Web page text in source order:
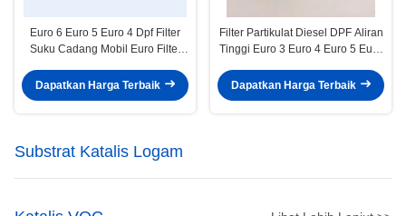
Euro 6 Euro 5 Euro 4 Dpf Filter
Suku Cadang Mobil Euro Filter
Dapatkan Harga Terbaik
Filter Partikulat Diesel DPF Aliran
Tinggi Euro 3 Euro 4 Euro 5 Euro
Dapatkan Harga Terbaik
Substrat Katalis Logam